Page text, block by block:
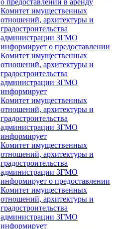
Комитет имущественных
отношений, архитектуры и
градостроительства
администрации ЗГМО
информирует о предоставлении
Комитет имущественных
отношений, архитектуры и
градостроительства
администрации ЗГМО
информирует
Комитет имущественных
отношений, архитектуры и
градостроительства
администрации ЗГМО
информирует
Комитет имущественных
отношений, архитектуры и
градостроительства
администрации ЗГМО
информирует о предоставлении
Комитет имущественных
отношений, архитектуры и
градостроительства
администрации ЗГМО
информирует